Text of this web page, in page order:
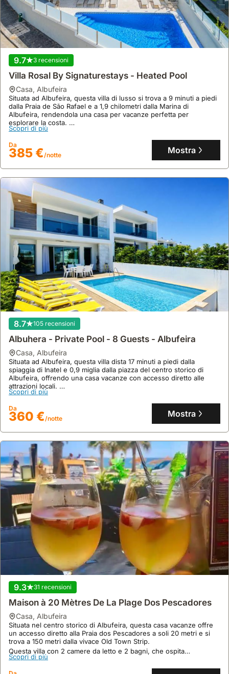
9.7 3 recensioni
Villa Rosal By Signaturestays - Heated Pool
casa, Albufeira
Situata ad Albufeira, questa villa di lusso si trova a 9 minuti a piedi
dalla Praia de São Rafael e a 1,9 chilometri dalla Marina di
Albufeira, rendendola una casa per vacanze perfetta per
esplorare la costa.
Con 600 metri quadrati di superficie e 4 camere da letto, questa
proprietà può ospitare comodamente fino a 15 persone, offrendo
una piscina privata, Wi-Fi gratuito e un'area spiaggia riservata.
Scopri di più
Da
385 €/notte Mostra
8.7 105 recensioni
Albuhera - Private Pool - 8 Guests - Albufeira
casa, Albufeira
Situata ad Albufeira, questa villa dista 17 minuti a piedi dalla
spiaggia di Inatel e 0,9 miglia dalla piazza del centro storico di
Albufeira, offrendo una casa vacanze con accesso diretto alle
attrazioni locali.
Questa spaziosa proprietà di 125 mq, dotata di piscina privata con
vista mozzafiato, aria condizionata e WiFi gratuito, è perfetta per
chi cerca comfort e relax.
Scopri di più
Da
360 €/notte Mostra
9.3 31 recensioni
Maison à 20 Mètres De La Plage Dos Pescadores
casa, Albufeira
Situata nel centro storico di Albufeira, questa casa vacanze offre
un accesso diretto alla Praia dos Pescadores a soli 20 metri e si
trova a 150 metri dalla vivace Old Town Strip.
Questa villa con 2 camere da letto e 2 bagni, che ospita
comodamente fino a 6 persone, dispone di un giardino privato
con barbecue e parcheggio privato, rendendola una scelta
Scopri di più